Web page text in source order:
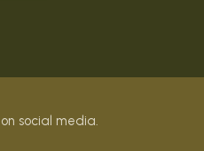
social media.